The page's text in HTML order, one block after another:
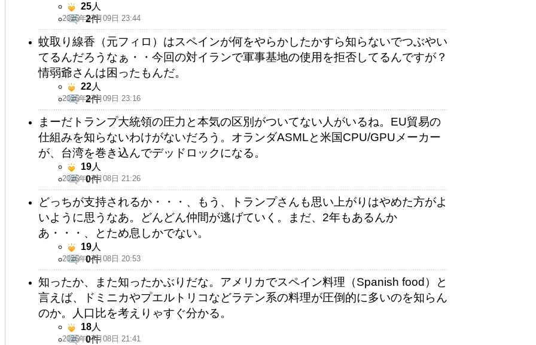
2026年07月09日 23:44
25人
2件
蚊取り線香（元フィロ）はスペインが何をやらかしたかすら知らないでつぶやい
てるんだろうなぁ・・今回の対イランで軍事基地の使用を拒否してるんですが？
情弱爺さんは困ったもんだ。
2026年07月09日 23:16
22人
2件
まーだトランプ大統領の圧力と本気の区別がついてない人がいるね。EU貿易の
仕組みを知らないわけがないだろう。オランダASMLと米国CPU/GPUメーカー
が、台湾を巻き込んでデッドロックになる。
2026年07月08日 21:26
19人
0件
どっちが支持されるか・・・、もう、トランプさんも思い上がりはやめた方がよ
いように思うなあ。どんどん仲間が逃げていく。まだ、2年もあるんか
あ・・・、とため息しかでない。
2026年07月08日 20:53
19人
0件
知ったか、また知ったかぶりだな。アメリカでスペイン料理（Spanish food）と
言えば、ドミニカやプエルトリコなどラテン系の料理が圧倒的に多いのを知らん
のか。人口比を考えりゃすぐ分かる。
2026年07月08日 21:41
18人
0件